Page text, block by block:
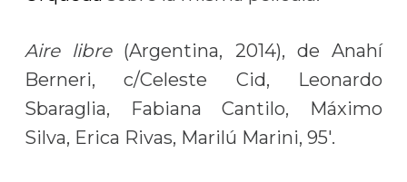
Aire libre(Argentina, 2014), de Anahí
Berneri, c/Celeste Cid, Leonardo
Sbaraglia, Fabiana Cantilo, Máximo
Silva, Erica Rivas, Marilú Marini, 95′.